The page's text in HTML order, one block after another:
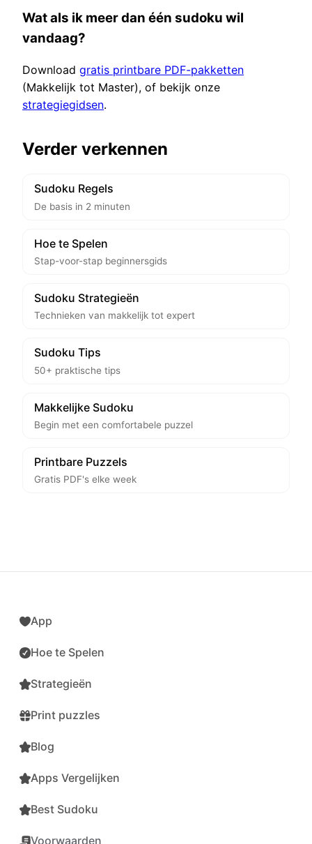
Wat als ik meer dan één sudoku wil
vandaag?
Download gratis printbare PDF-pakketten
(Makkelijk tot Master), of bekijk onze
strategiegidsen.
Verder verkennen
Sudoku Regels
De basis in 2 minuten
Hoe te Spelen
Stap-voor-stap beginnersgids
Sudoku Strategieën
Technieken van makkelijk tot expert
Sudoku Tips
50+ praktische tips
Makkelijke Sudoku
Begin met een comfortabele puzzel
Printbare Puzzels
Gratis PDF's elke week
App
Hoe te Spelen
Strategieën
Print puzzles
Blog
Apps Vergelijken
Best Sudoku
Voorwaarden